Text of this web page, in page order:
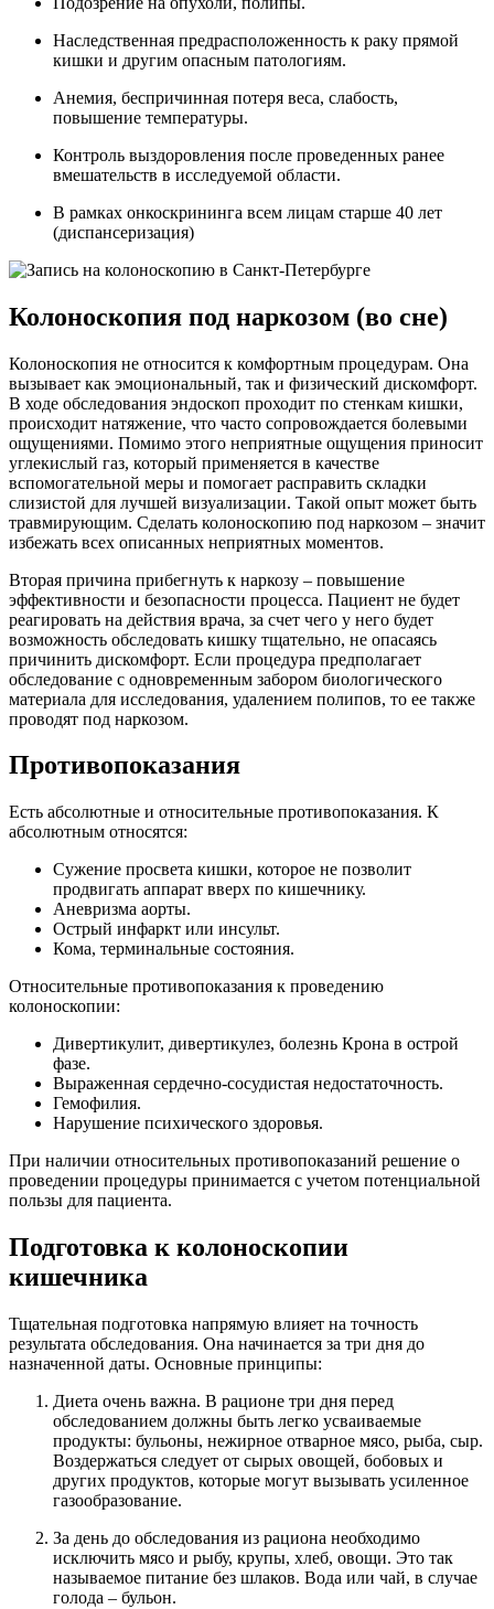
Наследственная предрасположенность к раку прямой
кишки и другим опасным патологиям.
Анемия, беспричинная потеря веса, слабость,
повышение температуры.
Контроль выздоровления после проведенных ранее
вмешательств в исследуемой области.
В рамках онкоскрининга всем лицам старше 40 лет
(диспансеризация)
Колоноскопия под наркозом (во сне)
Колоноскопия не относится к комфортным процедурам. Она
вызывает как эмоциональный, так и физический дискомфорт.
В ходе обследования эндоскоп проходит по стенкам кишки,
происходит натяжение, что часто сопровождается болевыми
ощущениями. Помимо этого неприятные ощущения приносит
углекислый газ, который применяется в качестве
вспомогательной меры и помогает расправить складки
слизистой для лучшей визуализации. Такой опыт может быть
травмирующим. Сделать колоноскопию под наркозом – значит
избежать всех описанных неприятных моментов.
Вторая причина прибегнуть к наркозу – повышение
эффективности и безопасности процесса. Пациент не будет
реагировать на действия врача, за счет чего у него будет
возможность обследовать кишку тщательно, не опасаясь
причинить дискомфорт. Если процедура предполагает
обследование с одновременным забором биологического
материала для исследования, удалением полипов, то ее также
проводят под наркозом.
Противопоказания
Есть абсолютные и относительные противопоказания. К
абсолютным относятся:
Сужение просвета кишки, которое не позволит
продвигать аппарат вверх по кишечнику.
Аневризма аорты.
Острый инфаркт или инсульт.
Кома, терминальные состояния.
Относительные противопоказания к проведению
колоноскопии:
Дивертикулит, дивертикулез, болезнь Крона в острой
фазе.
Выраженная сердечно-сосудистая недостаточность.
Гемофилия.
Нарушение психического здоровья.
При наличии относительных противопоказаний решение о
проведении процедуры принимается с учетом потенциальной
пользы для пациента.
Подготовка к колоноскопии
кишечника
Тщательная подготовка напрямую влияет на точность
результата обследования. Она начинается за три дня до
назначенной даты. Основные принципы:
Диета очень важна. В рационе три дня перед
обследованием должны быть легко усваиваемые
продукты: бульоны, нежирное отварное мясо, рыба, сыр.
Воздержаться следует от сырых овощей, бобовых и
других продуктов, которые могут вызывать усиленное
газообразование.
За день до обследования из рациона необходимо
исключить мясо и рыбу, крупы, хлеб, овощи. Это так
называемое питание без шлаков. Вода или чай, в случае
голода – бульон.